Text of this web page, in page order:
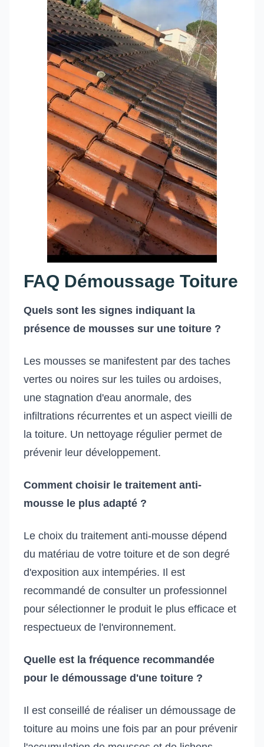
FAQ Démoussage Toiture
Quels sont les signes indiquant la
présence de mousses sur une toiture ?
Les mousses se manifestent par des taches
vertes ou noires sur les tuiles ou ardoises,
une stagnation d'eau anormale, des
infiltrations récurrentes et un aspect vieilli de
la toiture. Un nettoyage régulier permet de
prévenir leur développement.
Comment choisir le traitement anti-
mousse le plus adapté ?
Le choix du traitement anti-mousse dépend
du matériau de votre toiture et de son degré
d'exposition aux intempéries. Il est
recommandé de consulter un professionnel
pour sélectionner le produit le plus efficace et
respectueux de l'environnement.
Quelle est la fréquence recommandée
pour le démoussage d'une toiture ?
Il est conseillé de réaliser un démoussage de
toiture au moins une fois par an pour prévenir